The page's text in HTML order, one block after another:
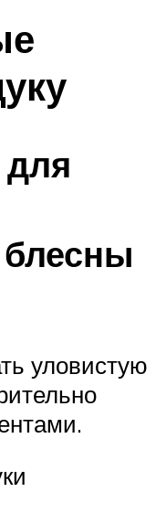
уловистую